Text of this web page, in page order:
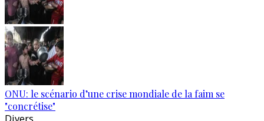
ONU: le scénario d’une crise mondiale de la faim se
"concrétise"